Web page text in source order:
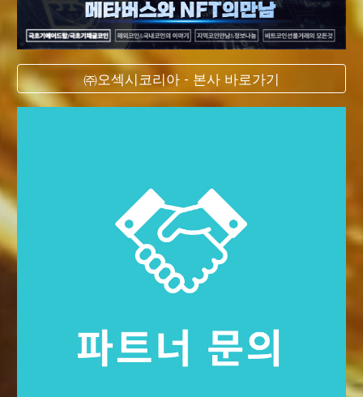
㈜오섹시코리아 - 본사 바로가기